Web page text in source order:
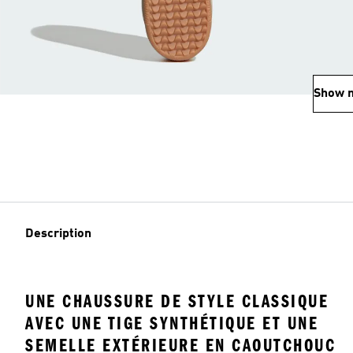
Show
Description
UNE CHAUSSURE DE STYLE CLASSIQUE
AVEC UNE TIGE SYNTHÉTIQUE ET UNE
SEMELLE EXTÉRIEURE EN CAOUTCHOUC